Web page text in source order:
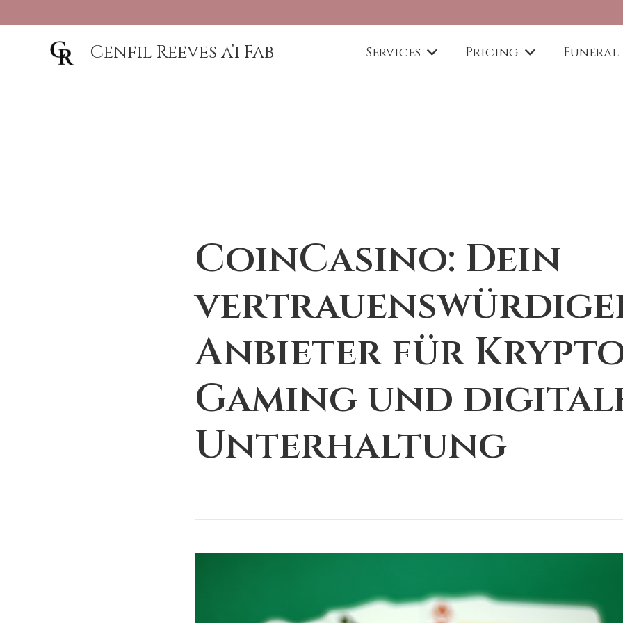
Cenfil Reeves a’i Fab Services Pricing Funeral
CoinCasino: Dein
Anbieter für
Gaming und
Unterhaltung